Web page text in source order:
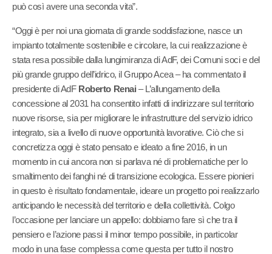
può così avere una seconda vita”.
“Oggi è per noi una giornata di grande soddisfazione, nasce un
impianto totalmente sostenibile e circolare, la cui realizzazione è
stata resa possibile dalla lungimiranza di AdF, dei Comuni soci e del
più grande gruppo dell’idrico, il Gruppo Acea – ha commentato il
presidente di AdF Roberto Renai – L’allungamento della
concessione al 2031 ha consentito infatti di indirizzare sul territorio
nuove risorse, sia per migliorare le infrastrutture del servizio idrico
integrato, sia a livello di nuove opportunità lavorative. Ciò che si
concretizza oggi è stato pensato e ideato a fine 2016, in un
momento in cui ancora non si parlava né di problematiche per lo
smaltimento dei fanghi né di transizione ecologica. Essere pionieri
in questo è risultato fondamentale, ideare un progetto poi realizzarlo
anticipando le necessità del territorio e della collettività. Colgo
l’occasione per lanciare un appello: dobbiamo fare sì che tra il
pensiero e l’azione passi il minor tempo possibile, in particolar
modo in una fase complessa come questa per tutto il nostro